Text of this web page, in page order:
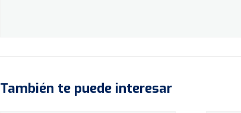
También te puede interesar